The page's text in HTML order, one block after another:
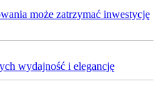
może zatrzymać inwestycję
wydajność i elegancję